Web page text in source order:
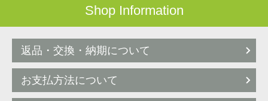
Shop Information
返品・交換・納期について
お支払方法について